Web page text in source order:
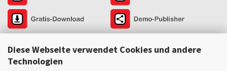
Diese Webseite verwendet Cookies und andere
Technologien